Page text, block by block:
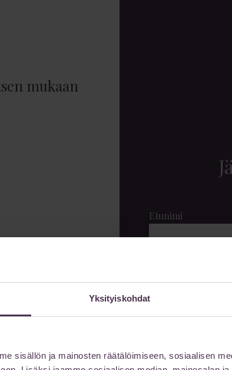
Yksityiskohdat
sisällön ja mainosten räätälöimiseen, sosiaalisen
mukaan
Etunimi
Viestisi